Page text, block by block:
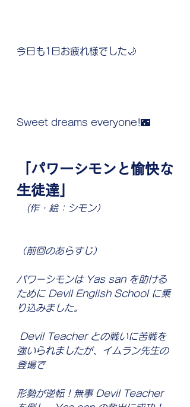
今日も1日お疲れ様でした🌙
Sweet dreams everyone!🌃
「パワーシモンと愉快な
生徒達」
(作・絵：シモン）
（前回のあらすじ）
パワーシモンは Yas san を助ける
ために Devil English School に乗
り込みました。
Devil Teacher との戦いに苦戦を
強いられましたが、イムラン先生の
登場で
形勢が逆転！無事 Devil Teacher